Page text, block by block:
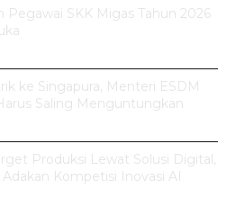
Pegawai SKK Migas Tahun 2026
ke Singapura, Menteri ESDM
Saling Menguntungkan
Produksi Lewat Solusi Digital,
Adakan Kompetisi Inovasi AI